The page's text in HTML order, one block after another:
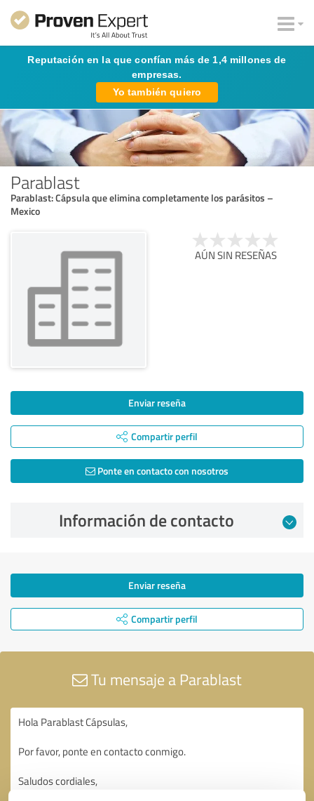
Reputación en la que confían más de 1,4 millones de
empresas.
Yo también quiero
Parablast
Parablast: Cápsula que elimina completamente los parásitos –
Mexico
AÚN SIN RESEÑAS
Enviar reseña
Compartir perfil
Ponte en contacto con nosotros
Información de contacto
Enviar reseña
Compartir perfil
Tu mensaje a Parablast